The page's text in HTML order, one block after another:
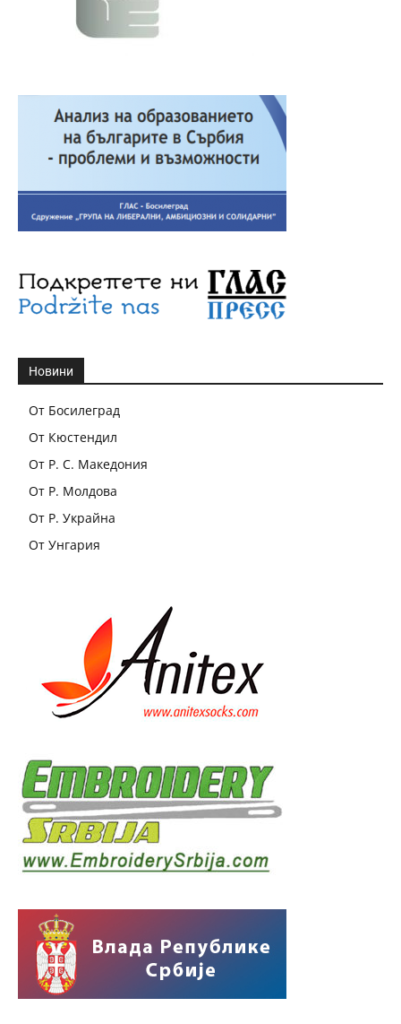
Новини
От Босилеград
От Кюстендил
От Р. С. Македония
От Р. Молдова
От Р. Украйна
От Унгария